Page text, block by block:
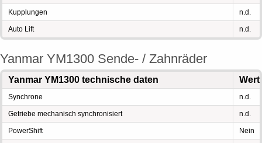
Kupplungen n.d.
Auto Lift n.d.
Yanmar YM1300 Sende- / Zahnräder
Yanmar YM1300 technische daten Wert
Synchrone n.d.
Getriebe mechanisch synchronisiert n.d.
PowerShift Nein